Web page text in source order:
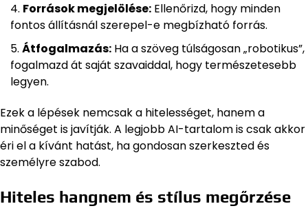
Források megjelölése: Ellenőrizd, hogy minden
fontos állításnál szerepel-e megbízható forrás.
Átfogalmazás: Ha a szöveg túlságosan „robotikus”,
fogalmazd át saját szavaiddal, hogy természetesebb
legyen.
Ezek a lépések nemcsak a hitelességet, hanem a
minőséget is javítják. A legjobb AI-tartalom is csak akkor
éri el a kívánt hatást, ha gondosan szerkeszted és
személyre szabod.
Hiteles hangnem és stílus megőrzése